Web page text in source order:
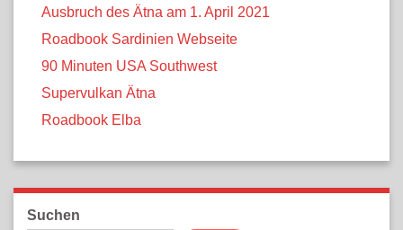
Ausbruch des Ätna am 1. April 2021
Roadbook Sardinien Webseite
90 Minuten USA Southwest
Supervulkan Ätna
Roadbook Elba
Suchen